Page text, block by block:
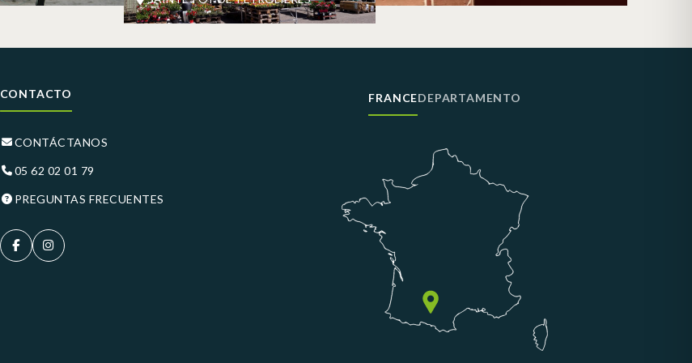
CONTACTO
CONTÁCTANOS
05 62 02 01 79
PREGUNTAS FRECUENTES
FRANCEDEPARTAMENTO